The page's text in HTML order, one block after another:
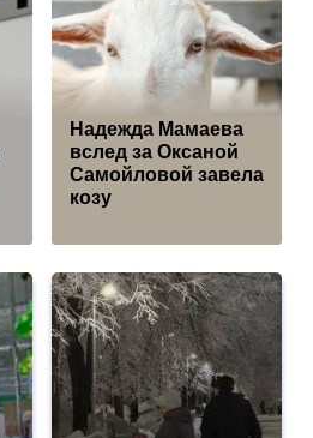
Надежда Мамаева
вслед за Оксаной
Самойловой завела
козу